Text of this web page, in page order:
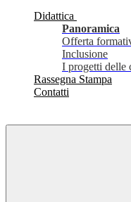
Didattica
Panoramica
Offerta
Inclusione
I progetti delle
Rassegna Stampa
Contatti